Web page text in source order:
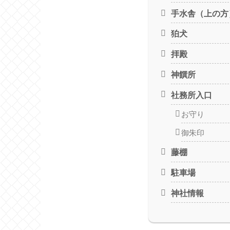
手水舎（上の
狛犬
拝殿
神饌所
社務所入口
お守り
御朱印
藤棚
駐車場
神社情報